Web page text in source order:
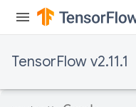
TensorFlow v2.11.1